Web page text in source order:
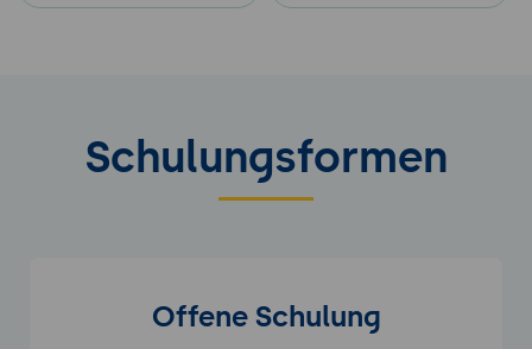
Schulungsformen
Offene Schulung